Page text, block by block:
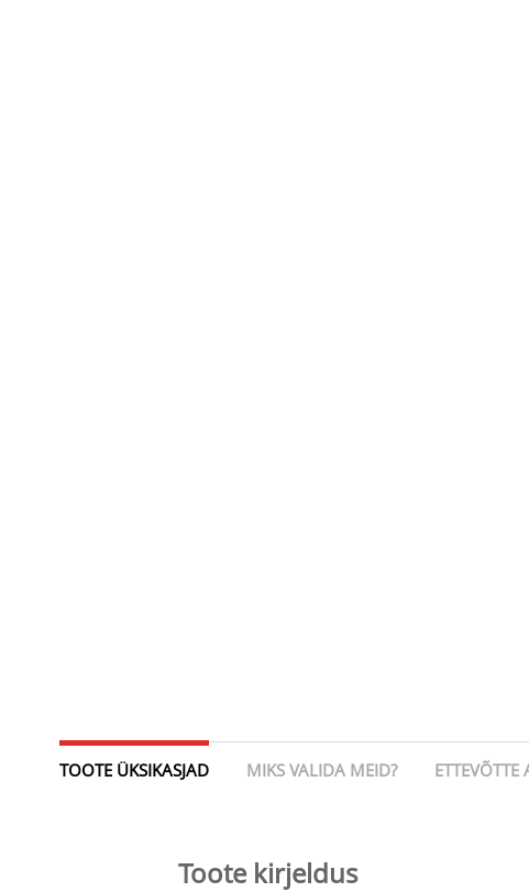
TOOTE ÜKSIKASJAD MIKS VALIDA MEID?
Toote kirjeldus